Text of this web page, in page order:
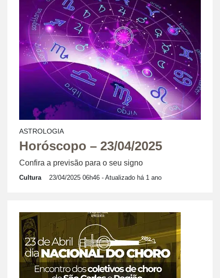
ASTROLOGIA
Horóscopo – 23/04/2025
Confira a previsão para o seu signo
Cultura 23/04/2025 06h46 - Atualizado há 1 ano